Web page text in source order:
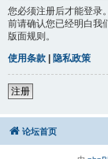
您必须注册后才能登录
前请确认您已经明白我
版面规则。
使用条款 | 隐私政策
注册
论坛首页